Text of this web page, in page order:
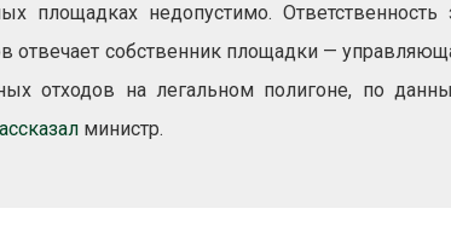
площадках недопустимо. Ответственность
отвечает собственник площадки —
отходов на легальном полигоне, по
министр.
сентябре
Европа теряет всё
больше лесной
биомассы из-за засух,
Авг 6, 2026